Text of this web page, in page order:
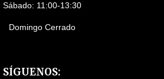
Sábado: 11:00-13:30
Domingo Cerrado
SÍGUENOS: